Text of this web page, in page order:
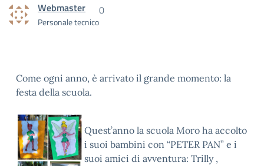
Webmaster
Personale tecnico
0
Come ogni anno, è arrivato il grande momento: la
festa della scuola.
Quest’anno la scuola Moro ha accolto
i suoi bambini con “PETER PAN” e i
suoi amici di avventura: Trilly ,